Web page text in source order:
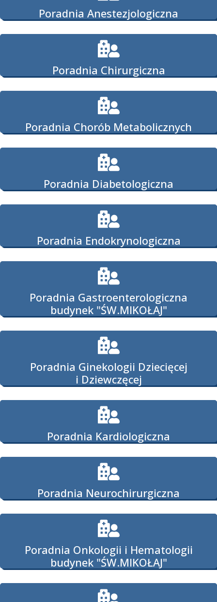
Poradnia Anestezjologiczna
Poradnia Chirurgiczna
Poradnia Chorób Metabolicznych
Poradnia Diabetologiczna
Poradnia Endokrynologiczna
Poradnia Gastroenterologiczna
budynek "ŚW.MIKOŁAJ"
Poradnia Ginekologii Dziecięcej
i Dziewczęcej
Poradnia Kardiologiczna
Poradnia Neurochirurgiczna
Poradnia Onkologii i Hematologii
budynek "ŚW.MIKOŁAJ"